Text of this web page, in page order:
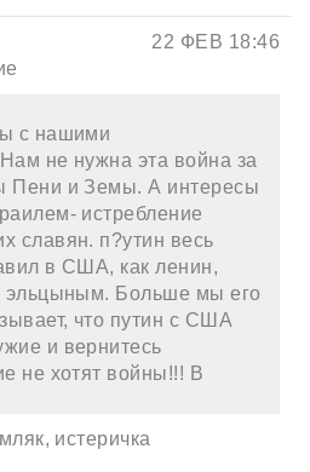
22 ФЕВ 18:46
с нашими
не нужна эта война за
Пени и Земы. А интересы
истребление
славян. п?утин весь
в США, как ленин,
эльцыным. Больше мы его
что путин с США
и вернитесь
не хотят войны!!! В
истеричка